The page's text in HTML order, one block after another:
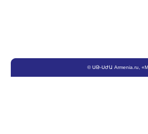
©ՍԹ-ՍԺԱ Armenia.ru ,